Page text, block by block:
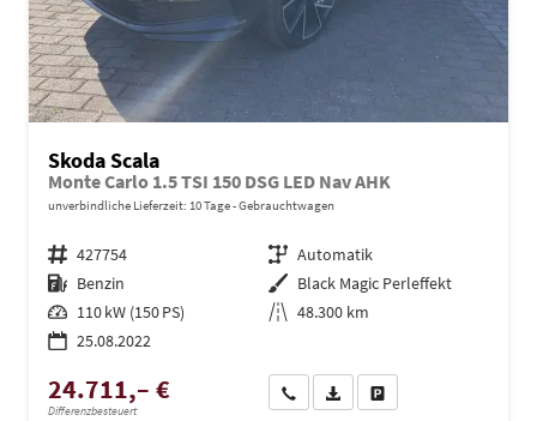
Skoda Scala
Monte Carlo 1.5 TSI 150 DSG LED Nav AHK
unverbindliche Lieferzeit: 10 Tage Gebrauchtwagen
Fahrzeugnr. 427754 Getriebe Automatik
Kraftstoff Benzin Außenfarbe Black Magic Perleffekt
Leistung 110 kW (150 PS) Kilometerstand 48.300 km
25.08.2022
24.711,– €
Differenzbesteuert
Wir rufen Sie anPDF-Datei, Fahrzeugexposé